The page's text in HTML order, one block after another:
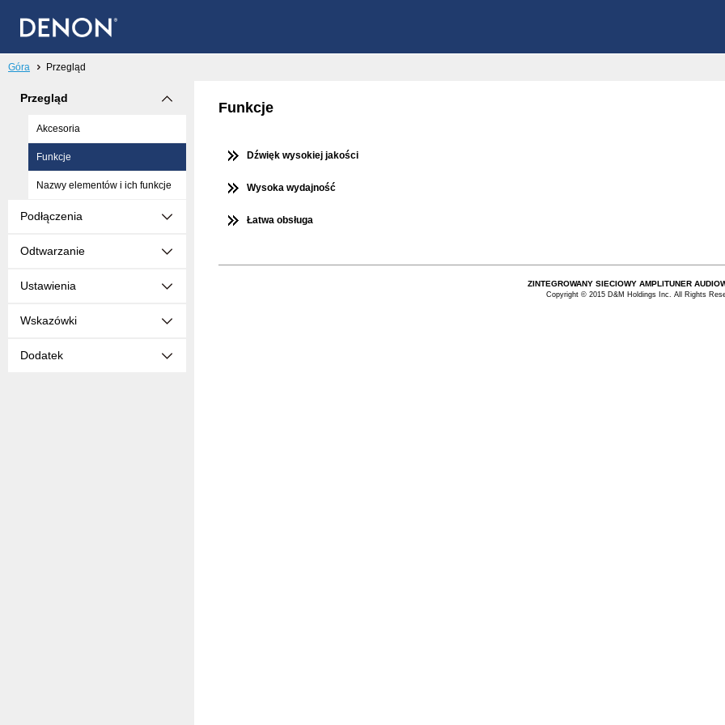
Góra Przegląd
Przegląd
Akcesoria
Funkcje
Nazwy elementów i ich funkcje
Podłączenia
Odtwarzanie
Ustawienia
Wskazówki
Dodatek
Funkcje
Dźwięk wysokiej jakości
Wysoka wydajność
Łatwa obsługa
ZINTEGROWANY SIECIOWY AMPLITUNER
Copyright © 2015 D&M Holdings Inc. All Rights